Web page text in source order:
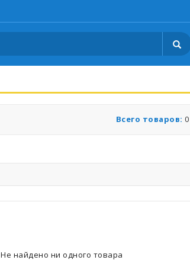
Всего товаров: 0
Не найдено ни одного товара